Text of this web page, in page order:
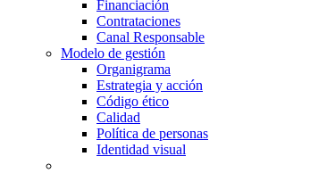
Financiación
Contrataciones
Canal Responsable
Modelo de gestión
Organigrama
Estrategia y acción
Código ético
Calidad
Política de personas
Identidad visual